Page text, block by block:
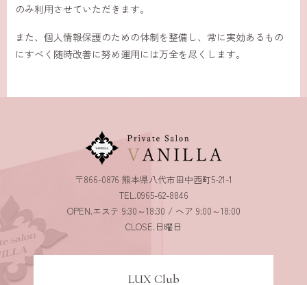
のみ利用させていただきます。
また、個人情報保護のための体制を整備し、常に実効あるもの
にすべく随時改善に努め運用には万全を尽くします。
〒866-0876 熊本県八代市田中西町5-21-1
TEL.0965-62-8846
OPEN.エステ 9:30～18:30 / ヘア 9:00～18:00
CLOSE.日曜日
LUX Club